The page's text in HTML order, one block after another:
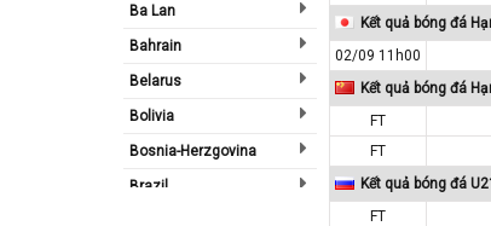
Ba Lan
Bahrain
Belarus
Bolivia
Bosnia-Herzgovina
Brazil
Kết quả bóng đá
02/09 11h00
Kết quả bóng đá
FT
FT
Kết quả bóng đá
FT